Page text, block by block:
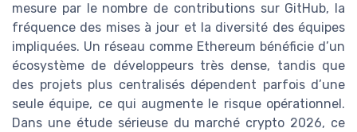
mesure par le nombre de contributions sur GitHub, la
fréquence des mises à jour et la diversité des équipes
impliquées. Un réseau comme Ethereum bénéficie d’un
écosystème de développeurs très dense, tandis que
des projets plus centralisés dépendent parfois d’une
seule équipe, ce qui augmente le risque opérationnel.
Dans une étude sérieuse du marché crypto 2026, ce